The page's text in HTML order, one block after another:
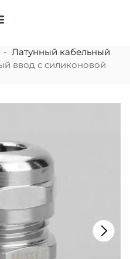
- Латунный кабельный
ввод с силиконовой